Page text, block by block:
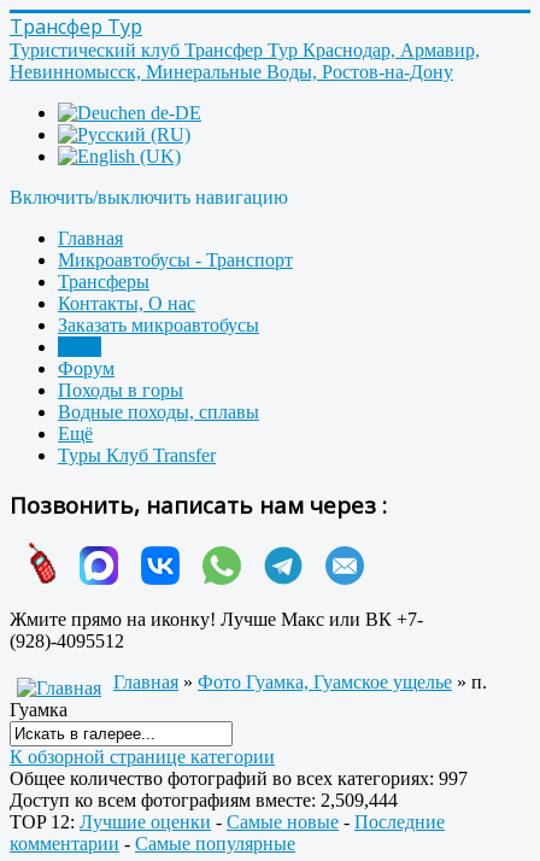
Трансфер Тур
Туристический клуб Трансфер Тур Краснодар, Армавир,
Невинномысск, Минеральные Воды, Ростов-на-Дону
Включить/выключить навигацию
Главная
Микроавтобусы - Транспорт
Трансферы
Контакты, О нас
Заказать микроавтобусы
Форум
Походы в горы
Водные походы, сплавы
Ещё
Туры Клуб Transfer
Позвонить, написать нам через :
Жмите прямо на иконку! Лучше Макс или ВК +7-
(928)-4095512
Главная » Фото Гуамка, Гуамское ущелье » п.
Гуамка
К обзорной странице категории
Общее количество фотографий во всех категориях: 997
Доступ ко всем фотографиям вместе: 2,509,444
TOP 12: Лучшие оценки - Самые новые - Последние
комментарии - Самые популярные